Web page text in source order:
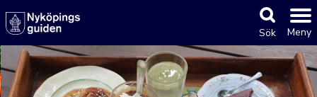
Sök Meny